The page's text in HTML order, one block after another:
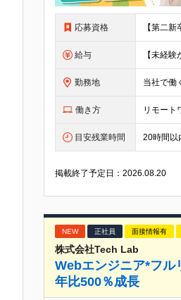
応募資格
給与
勤務地
働き方 リモート
目安残業時間 20時間以
掲載終了予定日：2026.08.20
NEW 正社員 面接情報有
株式会社Tech Lab
Webエンジニア*フル
年比500％成長